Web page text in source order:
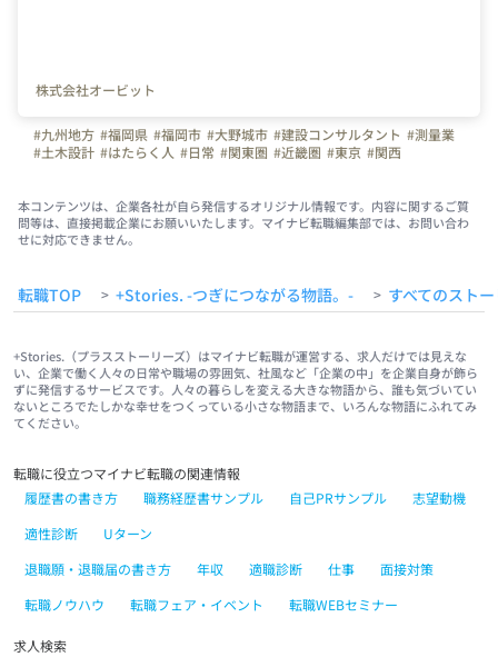
株式会社オービット
#九州地方 #福岡県 #福岡市 #大野城市 #建設コンサルタント #測量業
#土木設計 #はたらく人 #日常 #関東圏 #近畿圏 #東京 #関西
本コンテンツは、企業各社が自ら発信するオリジナル情報です。内容に関するご質
問等は、直接掲載企業にお願いいたします。マイナビ転職編集部では、お問い合わ
せに対応できません。
転職TOP > +Stories. -つぎにつながる物語。- > すべてのスト
+Stories.（プラスストーリーズ）はマイナビ転職が運営する、求人だけでは見えな
い、企業で働く人々の日常や職場の雰囲気、社風など「企業の中」を企業自身が飾ら
ずに発信するサービスです。人々の暮らしを変える大きな物語から、誰も気づいてい
ないところでたしかな幸せをつくっている小さな物語まで、いろんな物語にふれてみ
てください。
転職に役立つマイナビ転職の関連情報
履歴書の書き方
職務経歴書サンプル 自己PRサンプル
志望動機
適性診断
Uターン
退職願・退職届の書き方
年収 適職診断 仕事
面接対策
転職ノウハウ
転職フェア・イベント 転職WEBセミナー
求人検索